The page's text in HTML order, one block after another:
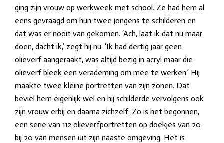
ging zijn vrouw op werkweek met school. Ze had hem al
eens gevraagd om hun twee jongens te schilderen en
dat was er nooit van gekomen. ‘Ach, laat ik dat nu maar
doen, dacht ik,’ zegt hij nu. ‘Ik had dertig jaar geen
olieverf aangeraakt, was altijd bezig in acryl maar die
olieverf bleek een verademing om mee te werken.’ Hij
maakte twee kleine portretten van zijn zonen. Dat
beviel hem eigenlijk wel en hij schilderde vervolgens ook
zijn vrouw erbij en daarna zichzelf. Zo is het begonnen,
een serie van 112 olieverfportretten op doekjes van 20
bij 20 van mensen uit zijn naaste omgeving. Het is